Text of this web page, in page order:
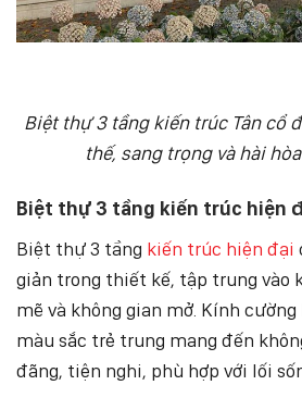
Biệt thự 3 tầng kiến trúc Tân cổ
thế, sang trọng và hài
Biệt thự 3 tầng kiến trúc hiện
Biệt thự 3 tầng kiến trúc hiện đại
giản trong thiết kế, tập trung vào
mẽ và không gian mở. Kính
màu sắc trẻ trung mang đến
đãng, tiện nghi, phù hợp với lối